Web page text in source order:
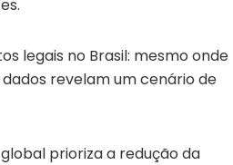
legais no Brasil: mesmo onde
revelam um cenário de
prioriza a redução da